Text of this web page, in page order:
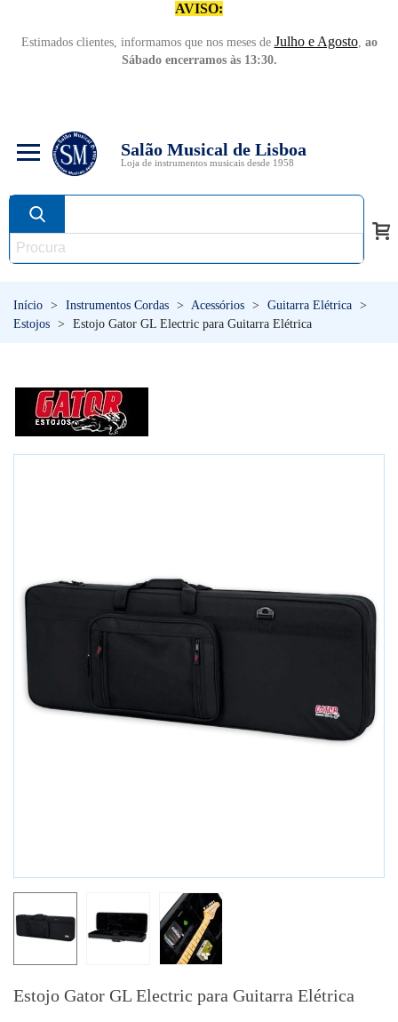
AVISO:
Estimados clientes, informamos que nos meses de Julho e Agosto, ao
Sábado encerramos às 13:30.
Salão Musical de Lisboa
Loja de instrumentos musicais desde 1958
Início > Instrumentos Cordas > Acessórios > Guitarra Elétrica >
Estojos > Estojo Gator GL Electric para Guitarra Elétrica
Estojo Gator GL Electric para Guitarra Elétrica